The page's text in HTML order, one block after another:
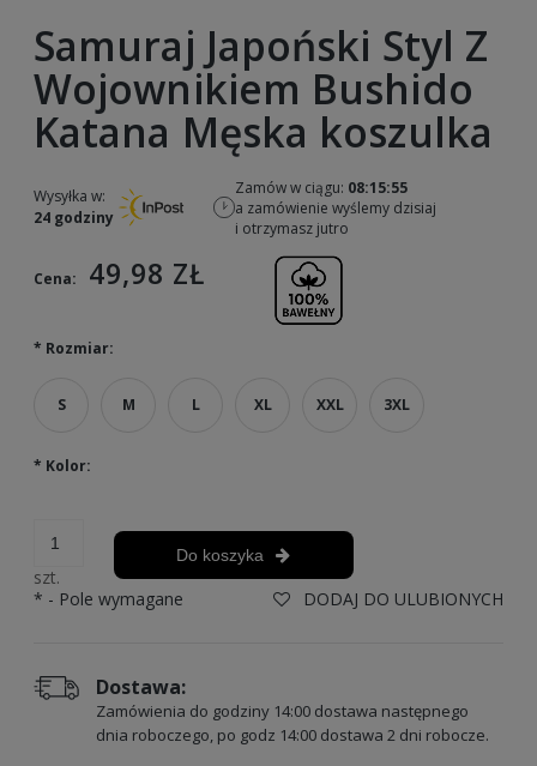
Samuraj Japoński Styl Z
Wojownikiem Bushido
Katana Męska koszulka
Wysyłka w:
24 godziny
Zamów w ciągu: 08:15:54
a zamówienie wyślemy dzisiaj
i otrzymasz jutro
Cena: 49,98 ZŁ
* Rozmiar:
S M L XL XXL 3XL
* Kolor:
szt.
Do koszyka
DODAJ DO ULUBIONYCH
* - Pole wymagane
Dostawa:
Zamówienia do godziny 14:00 dostawa następnego
dnia roboczego, po godz 14:00 dostawa 2 dni robocze.